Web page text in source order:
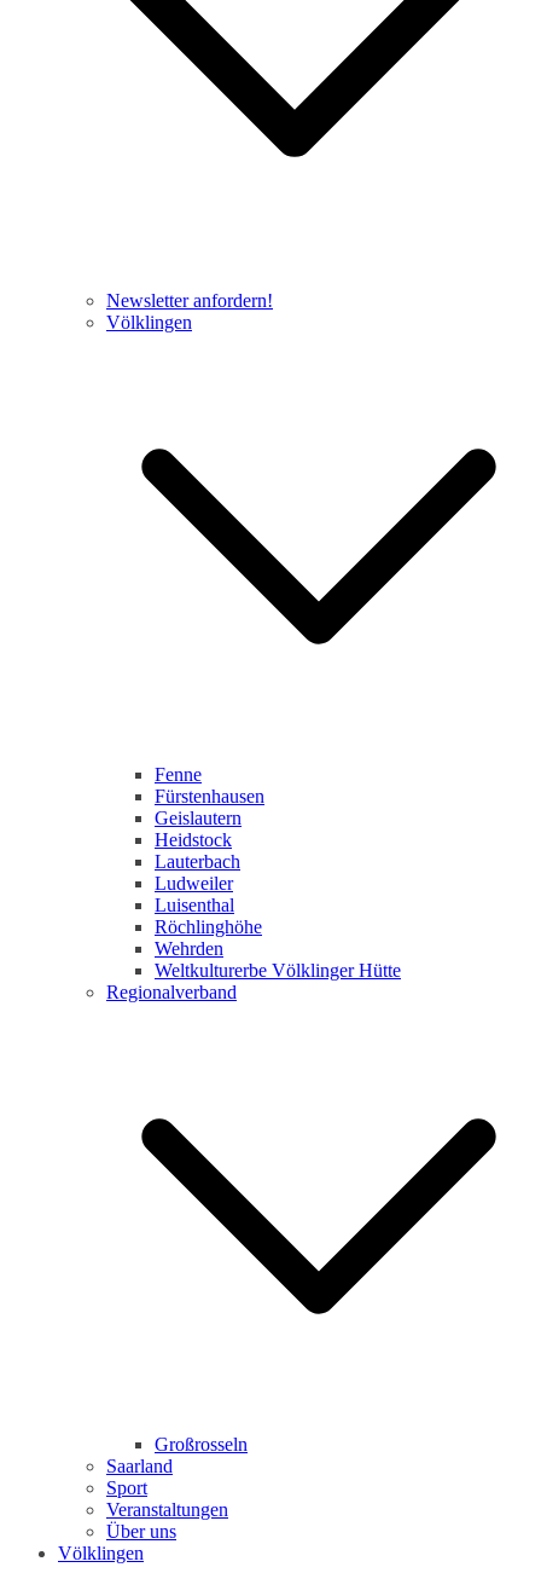
Newsletter anfordern!
Völklingen
Fenne
Fürstenhausen
Geislautern
Heidstock
Lauterbach
Ludweiler
Luisenthal
Röchlinghöhe
Wehrden
Weltkulturerbe Völklinger Hütte
Regionalverband
Großrosseln
Saarland
Sport
Veranstaltungen
Über uns
Völklingen